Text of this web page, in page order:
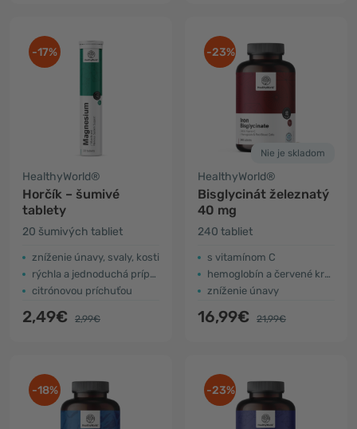
-17%
HealthyWorld®
Horčík – šumivé
tablety
20 šumivých tabliet
zníženie únavy, svaly, kosti
rýchla a jednoduchá príprava
citrónovou príchuťou
2,49€ 2,99€
-23%
Nie je skladom
HealthyWorld®
Bisglycinát železnatý
40 mg
240 tabliet
s vitamínom C
hemoglobín a červené krvinky
zníženie únavy
16,99€ 21,99€
-18% -23%